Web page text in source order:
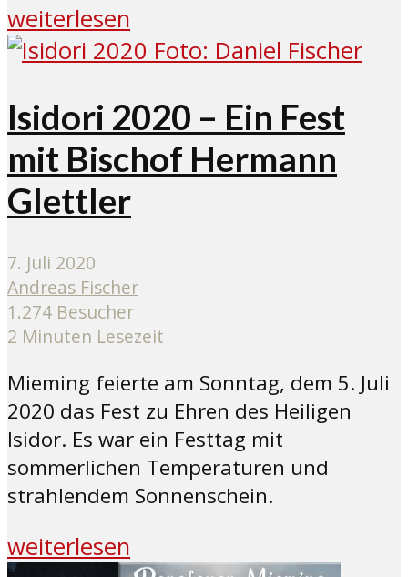
weiterlesen
Isidori 2020 – Ein Fest
mit Bischof Hermann
Glettler
7. Juli 2020
Andreas Fischer
1.274 Besucher
2 Minuten Lesezeit
Mieming feierte am Sonntag, dem 5. Juli
2020 das Fest zu Ehren des Heiligen
Isidor. Es war ein Festtag mit
sommerlichen Temperaturen und
strahlendem Sonnenschein.
weiterlesen